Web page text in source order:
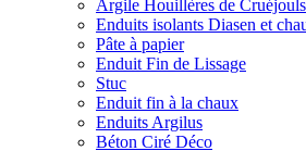
Argile Houillères de Cruéjouls
Enduits isolants Diasen et
Pâte à papier
Enduit Fin de Lissage
Stuc
Enduit fin à la chaux
Enduits Argilus
Béton Ciré Déco